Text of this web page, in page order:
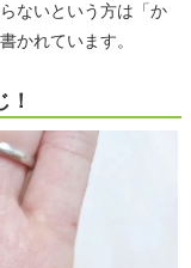
ないという方は「か
かれています。